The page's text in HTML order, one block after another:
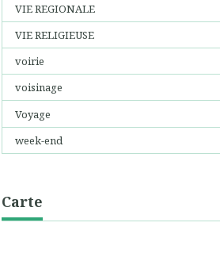
VIE REGIONALE
VIE RELIGIEUSE
voirie
voisinage
Voyage
week-end
Carte